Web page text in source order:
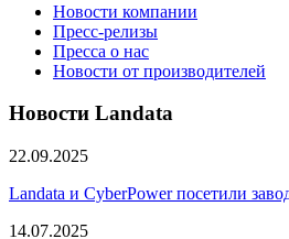
Новости компании
Пресс-релизы
Пресса о нас
Новости от производителей
Новости Landata
22.09.2025
Landata и CyberPower посетили
14.07.2025